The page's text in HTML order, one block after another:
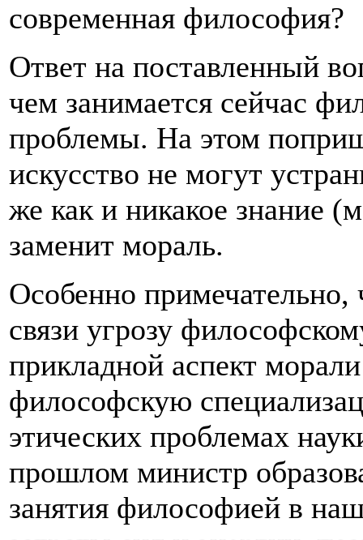
современная философия?
Ответ на поставленный
чем занимается сейчас
проблемы. На этом
искусство не могут
же как и никакое знание
заменит мораль.
Особенно примечательно,
связи угрозу
прикладной аспект
философскую
этических проблемах
прошлом министр
занятия философией в